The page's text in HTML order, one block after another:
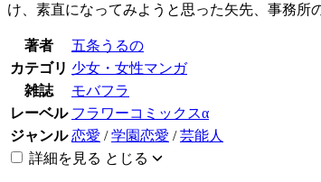
け、素直になってみようと思った矢先、事務
著者
五条うるの
カテゴリ 少女・女性マンガ
雑誌
モバフラ
レーベル フラワーコミックスα
ジャンル 恋愛 /学園恋愛 /芸能人
詳細を見る とじる